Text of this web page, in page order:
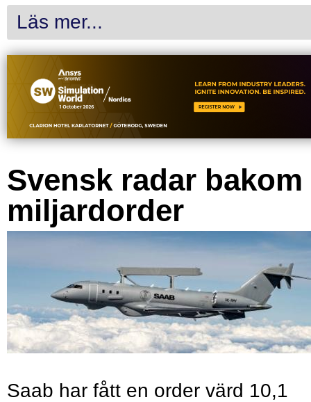
Läs mer...
Svensk radar bakom
miljardorder
Saab har fått en order värd 10,1